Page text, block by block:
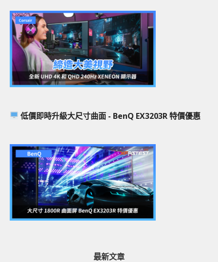
低價即時升級大尺寸曲面 - BenQ EX3203R 特價優惠
最新文章